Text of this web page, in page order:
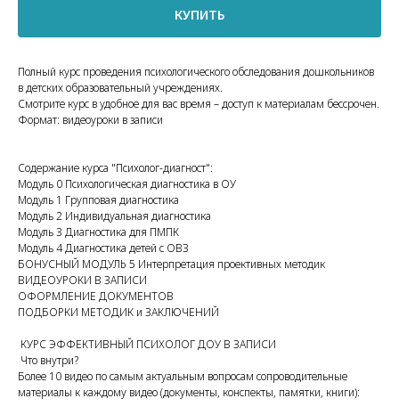
КУПИТЬ
Полный курс проведения психологического обследования дошкольников
в детских образовательный учреждениях.
Смотрите курс в удобное для вас время – доступ к материалам бессрочен.
Формат: видеоуроки в записи
Содержание курса "Психолог-диагност":
Модуль 0 Психологическая диагностика в ОУ
Модуль 1 Групповая диагностика
Модуль 2 Индивидуальная диагностика
Модуль 3 Диагностика для ПМПК
Модуль 4 Диагностика детей с ОВЗ
БОНУСНЫЙ МОДУЛЬ 5 Интерпретация проективных методик
ВИДЕОУРОКИ В ЗАПИСИ
ОФОРМЛЕНИЕ ДОКУМЕНТОВ
ПОДБОРКИ МЕТОДИК и ЗАКЛЮЧЕНИЙ
КУРС ЭФФЕКТИВНЫЙ ПСИХОЛОГ ДОУ В ЗАПИСИ
Что внутри?
Более 10 видео по самым актуальным вопросам сопроводительные
материалы к каждому видео (документы, конспекты, памятки, книги):